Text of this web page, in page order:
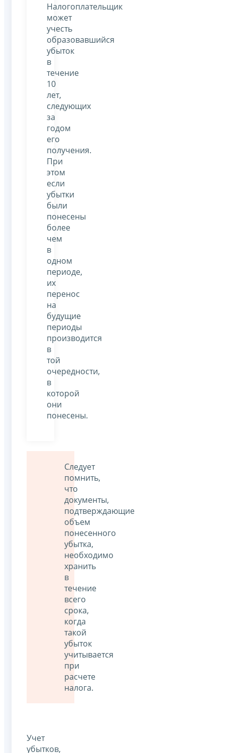
Налогоплательщик
может
учесть
образовавшийся
убыток
в
течение
10
лет,
следующих
за
годом
его
получения.
При
этом
если
убытки
были
понесены
более
чем
в
одном
периоде,
их
перенос
на
будущие
периоды
производится
в
той
очередности,
в
которой
они
понесены.
Следует
помнить,
что
документы,
подтверждающие
объем
понесенного
убытка,
необходимо
хранить
в
течение
всего
срока,
когда
такой
убыток
учитывается
при
расчете
налога.
Учет
убытков,